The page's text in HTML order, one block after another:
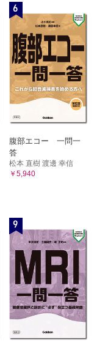
6
腹部エコー 一問一
答
松本 直樹 渡邊 幸信
￥5,940
9